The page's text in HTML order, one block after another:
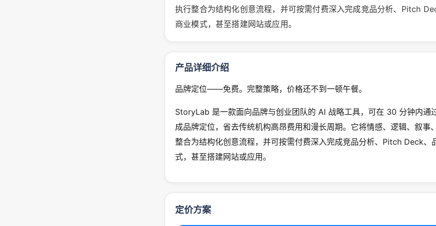
执行整合为结构化创意流程，并可按需付费深入完成竞品分析、Pitch
商业模式，甚至搭建网站或应用。
产品详细介绍
品牌定位——免费。完整策略，价格还不到一顿午餐。
StoryLab 是一款面向品牌与创业团队的 AI 战略工具，可在 30 分钟内通
成品牌定位，省去传统机构高昂费用和漫长周期。它将情感、逻辑、叙事
整合为结构化创意流程，并可按需付费深入完成竞品分析、Pitch Deck、
式，甚至搭建网站或应用。
定价方案